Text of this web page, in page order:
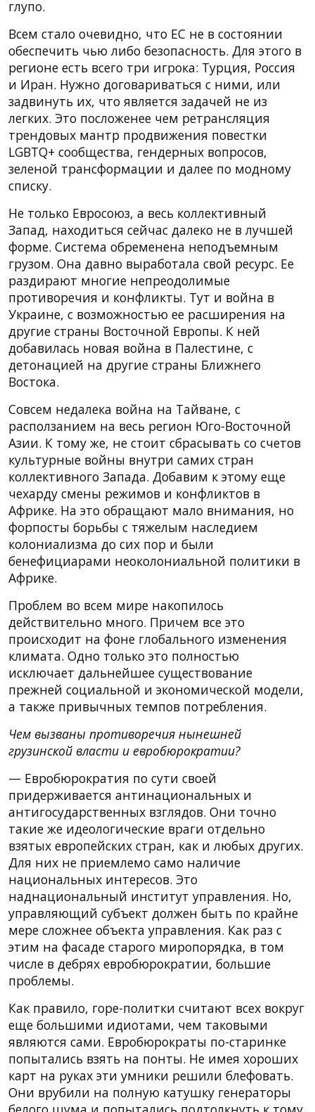
глупо.
Всем стало очевидно, что ЕС не в состоянии
обеспечить чью либо безопасность. Для этого в
регионе есть всего три игрока: Турция, Россия
и Иран. Нужно договариваться с ними, или
задвинуть их, что является задачей не из
легких. Это посложенее чем ретрансляция
трендовых мантр продвижения повестки
LGBTQ+ сообщества, гендерных вопросов,
зеленой трансформации и далее по модному
списку.
Не только Евросоюз, а весь коллективный
Запад, находиться сейчас далеко не в лучшей
форме. Система обременена неподъемным
грузом. Она давно выработала свой ресурс. Ее
раздирают многие непреодолимые
противоречия и конфликты. Тут и война в
Украине, с возможностью ее расширения на
другие страны Восточной Европы. К ней
добавилась новая война в Палестине, с
детонацией на другие страны Ближнего
Востока.
Совсем недалека война на Тайване, с
расползанием на весь регион Юго-Восточной
Азии. К тому же, не стоит сбрасывать со счетов
культурные войны внутри самих стран
коллективного Запада. Добавим к этому еще
чехарду смены режимов и конфликтов в
Африке. На это обращают мало внимания, но
форпосты борьбы с тяжелым наследием
колониализма до сих пор и были
бенефициарами неоколониальной политики в
Африке.
Проблем во всем мире накопилось
действительно много. Причем все это
происходит на фоне глобального изменения
климата. Одно только это полностью
исключает дальнейшее существование
прежней социальной и экономической модели,
а также привычных темпов потребления.
Чем вызваны противоречия нынешней
грузинской власти и евробюрократии?
— Евробюрократия по сути своей
придерживается антинациональных и
антигосударственных взглядов. Они точно
такие же идеологические враги отдельно
взятых европейских стран, как и любых других.
Для них не приемлемо само наличие
национальных интересов. Это
наднациональный институт управления. Но,
управляющий субъект должен быть по крайне
мере сложнее объекта управления. Как раз с
этим на фасаде старого миропорядка, в том
числе в дебрях евробюрократии, большие
проблемы.
Как правило, горе-политки считают всех вокруг
еще большими идиотами, чем таковыми
являются сами. Евробюрократы по-старинке
попытались взять на понты. Не имея хороших
карт на руках эти умники решили блефовать.
Они врубили на полную катушку генераторы